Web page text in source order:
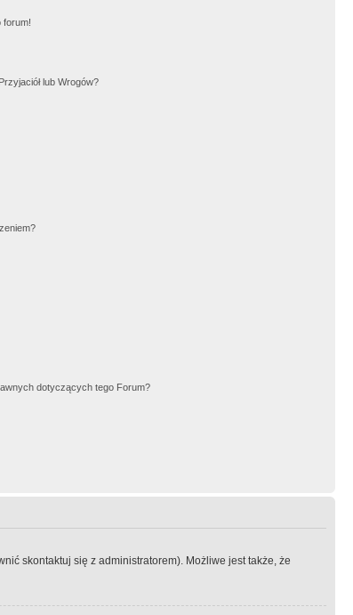
forum!
lub Wrogów?
dotyczących tego Forum?
skontaktuj się z administratorem). Możliwe jest także, że